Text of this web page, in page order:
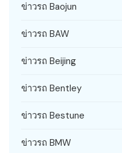
ข่าวรถ Baojun
ข่าวรถ BAW
ข่าวรถ Beijing
ข่าวรถ Bentley
ข่าวรถ Bestune
ข่าวรถ BMW